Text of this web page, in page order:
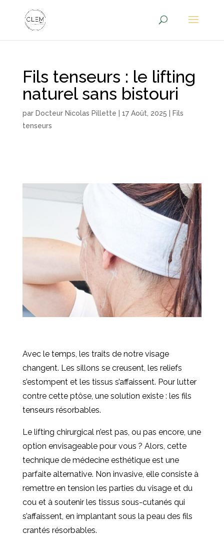
Fils tenseurs : le lifting
naturel sans bistouri
par Docteur Nicolas Pillette 17 Août, 2025
Fils
tenseurs
Avec le temps, les traits de notre visage
changent. Les sillons se creusent, les reliefs
s’estompent et les tissus s’affaissent. Pour lutter
contre cette ptôse, une solution existe : les fils
tenseurs résorbables.
Le lifting chirurgical n’est pas, ou pas encore, une
option envisageable pour vous ? Alors, cette
technique de médecine esthétique est une
parfaite alternative. Non invasive, elle consiste à
remettre en tension les parties du visage et du
cou et à soutenir les tissus sous-cutanés qui
s’affaissent, en implantant sous la peau des fils
crantés résorbables.